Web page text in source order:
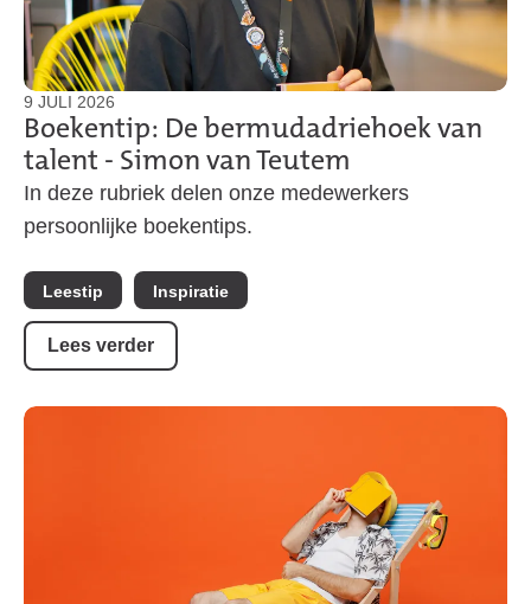
Lees verder
9 JULI 2026
Boekentip: De bermudadriehoek van
talent - Simon van Teutem
In deze rubriek delen onze medewerkers
persoonlijke boekentips.
Leestip Inspiratie